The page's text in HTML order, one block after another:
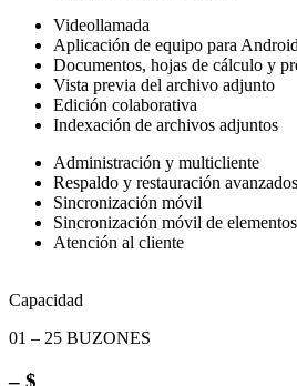
Videollamada
Aplicación de equipo para
Documentos, hojas de cálculo y
Vista previa del archivo adjunto
Edición colaborativa
Indexación de archivos adjuntos
Administración y multicliente
Respaldo y restauración avanzados
Sincronización móvil
Sincronización móvil de
Atención al cliente
Capacidad
01 – 25 BUZONES
– $